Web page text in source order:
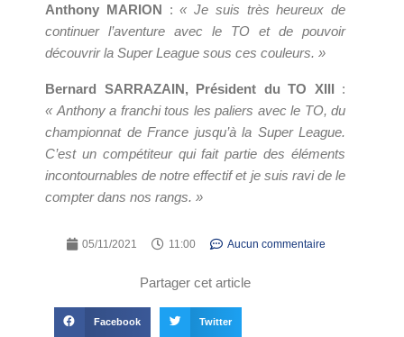
Anthony MARION :« Je suis très heureux de
continuer l’aventure avec le TO et de pouvoir
découvrir la Super League sous ces couleurs. »
Bernard SARRAZAIN, Président du TO XIII:
« Anthony a franchi tous les paliers avec le TO, du
championnat de France jusqu’à la Super League.
C’est un compétiteur qui fait partie des éléments
incontournables de notre effectif et je suis ravi de le
compter dans nos rangs. »
05/11/2021 11:00 Aucun commentaire
Partager cet article
Facebook Twitter